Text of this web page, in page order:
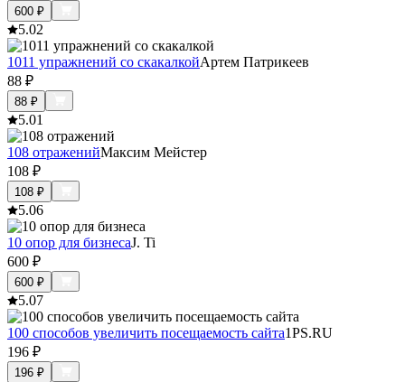
600 ₽
5.02
1011 упражнений со скакалкойАртем Патрикеев
88 ₽
88 ₽
5.01
108 отраженийМаксим Мейстер
108 ₽
108 ₽
5.06
10 опор для бизнесаJ. Ti
600 ₽
600 ₽
5.07
100 способов увеличить посещаемость сайта1PS.RU
196 ₽
196 ₽